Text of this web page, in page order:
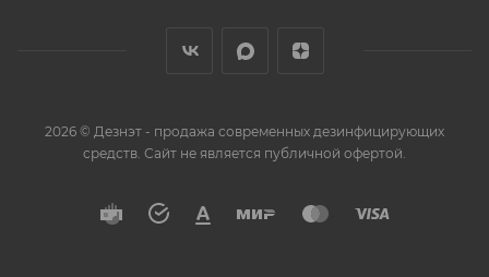
2026 © Дезнэт - продажа современных дезинфицирующих
средств. Сайт не является публичной офертой.